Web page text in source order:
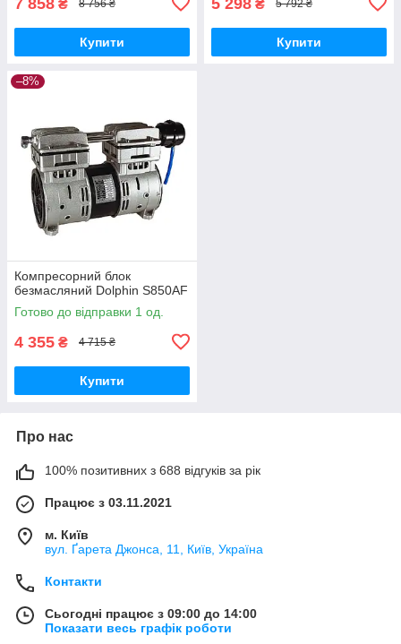
₴ 8 756 ₴
Купити
₴ 5 792 ₴
Купити
–8%
Компресорний блок
безмасляний Dolphin S850AF
Готово до відправки 1 од.
4 355 ₴ 4 715 ₴
Купити
Про нас
100% позитивних з 688 відгуків за рік
Працює з 03.11.2021
м. Київ
вул. Ґарета Джонса, 11, Київ, Україна
Контакти
Сьогодні працює з 09:00 до 14:00
Показати весь графік роботи